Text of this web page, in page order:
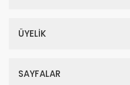
ÜYELİK
SAYFALAR